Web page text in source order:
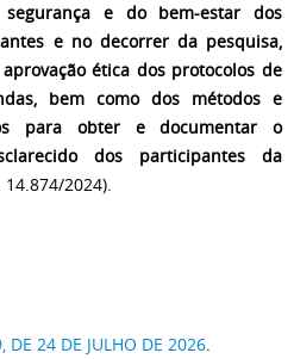
e do bem-estar dos
e no decorrer da pesquisa,
ética dos protocolos de
bem como dos métodos e
para obter e documentar o
dos participantes da
14.874/2024).
DE 24 DE JULHO DE 2026.